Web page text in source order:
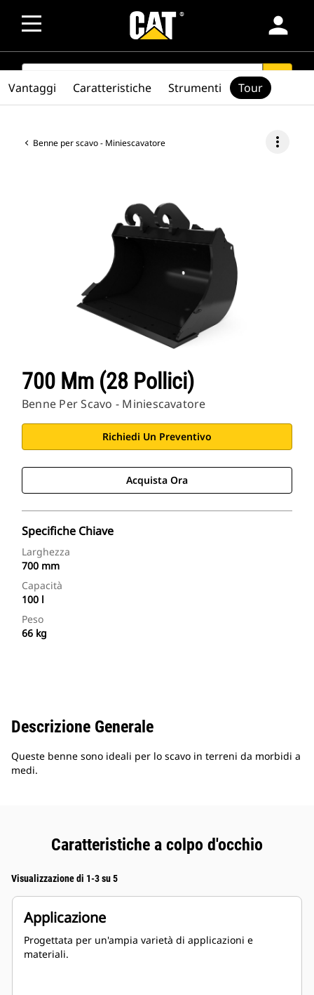
person
SEARCH search
Benne per scavo - Miniescavatore more_vert
700 Mm (28 Pollici)
Benne Per Scavo - Miniescavatore
Richiedi Un Preventivo
Acquista Ora
Specifiche Chiave
Larghezza
700 mm
Capacità
100 l
Peso
66 kg
Vantaggi Caratteristiche Strumenti Tour
Descrizione Generale
Queste benne sono ideali per lo scavo in terreni da morbidi a
medi.
Caratteristiche a colpo d'occhio
Visualizzazione di 1-3 su 5
Applicazione
Progettata per un'ampia varietà di applicazioni e
materiali.